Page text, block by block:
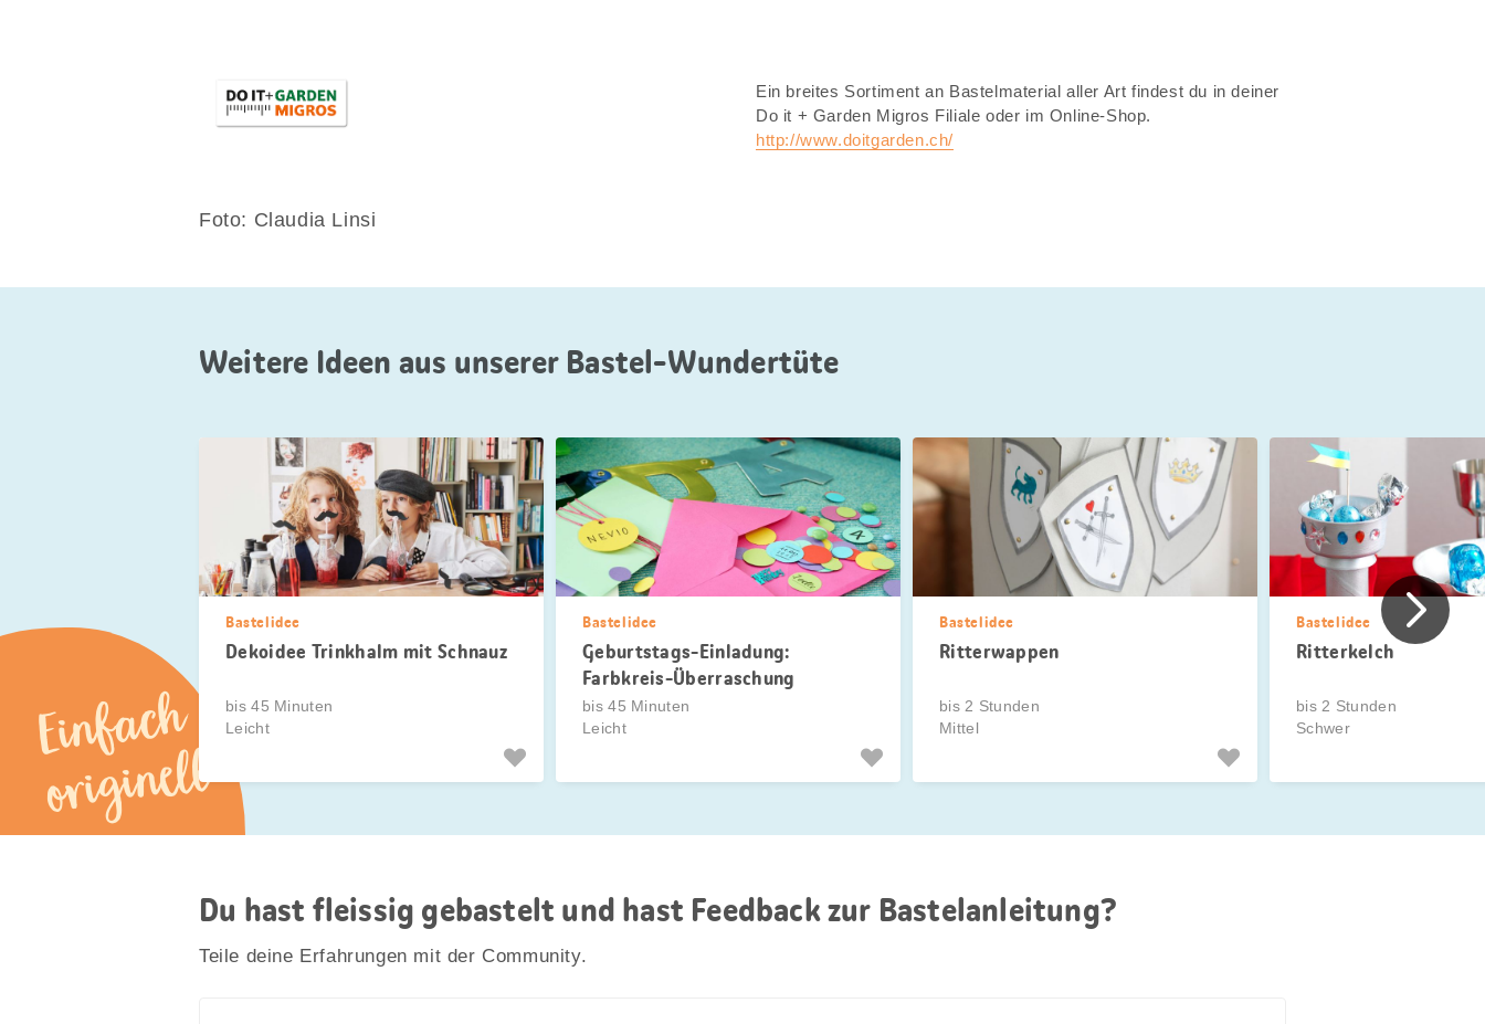
Ein breites Sortiment an Bastelmaterial aller Art findest du in deiner
Do it + Garden Migros Filiale oder im Online-Shop.
http://www.doitgarden.ch/
Foto: Claudia Linsi
Weitere Ideen aus unserer Bastel-Wundertüte
Bastelidee
Dekoidee Trinkhalm mit Schnauz
bis 45 Minuten
Leicht
Bastelidee
Geburtstags-Einladung:
Farbkreis-Überraschung
bis 45 Minuten
Leicht
Bastelidee
Ritterwappen
bis 2 Stunden
Mittel
Bastelidee
Ritterkelch
bis 2 Stunden
Schwer
Vorher
Einfach
originell
Du hast fleissig gebastelt und hast Feedback zur Bastelanleitung?
Teile deine Erfahrungen mit der Community.